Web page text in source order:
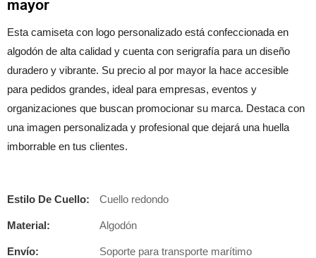
mayor
Esta camiseta con logo personalizado está confeccionada en
algodón de alta calidad y cuenta con serigrafía para un diseño
duradero y vibrante. Su precio al por mayor la hace accesible
para pedidos grandes, ideal para empresas, eventos y
organizaciones que buscan promocionar su marca. Destaca con
una imagen personalizada y profesional que dejará una huella
imborrable en tus clientes.
Estilo De Cuello: Cuello redondo
Material: Algodón
Envío: Soporte para transporte marítimo